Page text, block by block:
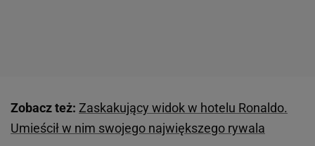
Zobacz też: Zaskakujący widok w hotelu Ronaldo.
Umieścił w nim swojego największego rywala